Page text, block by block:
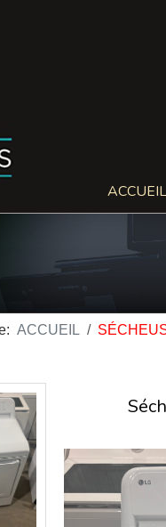
ACCUEIL
ACCUEIL